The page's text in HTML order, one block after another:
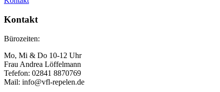
Kontakt
Bürozeiten:
Mo, Mi & Do 10-12 Uhr
Frau Andrea Löffelmann
Tefefon: 02841 8870769
Mail: info@vfl-repelen.de